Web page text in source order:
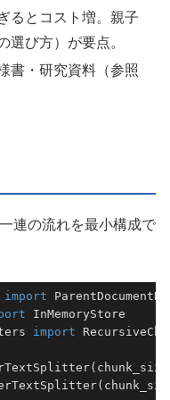
るとコスト増。親子
選び方）が要点。
書・研究資料（参照
連の流れを最小構成で
import
import